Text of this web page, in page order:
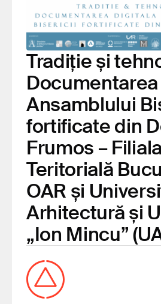
Tradiție și
Ansamblului
fortificate din
Frumos – Filiala
Teritorială
OAR și
Arhitectură și
„Ion Mincu”